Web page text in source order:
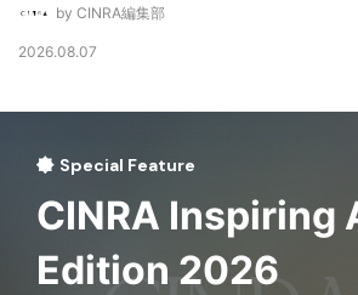
by CINRA編集部
2026.08.07
Special Feature
CINRA Inspiring
Edition 2026